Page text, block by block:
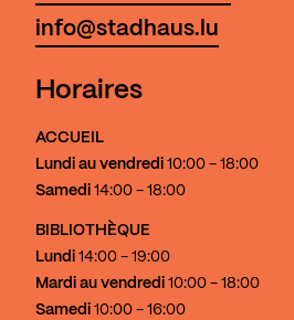
info@stadhaus.lu
Horaires
ACCUEIL
Lundi au vendredi 10:00 - 18:00
Samedi 14:00 - 18:00
BIBLIOTHÈQUE
Lundi 14:00 - 19:00
Mardi au vendredi 10:00 - 18:00
Samedi 10:00 - 16:00